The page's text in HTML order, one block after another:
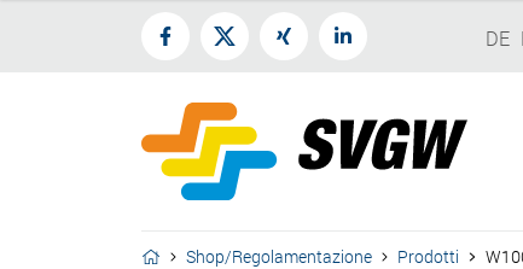
DE
Shop/Regolamentazione Prodotti